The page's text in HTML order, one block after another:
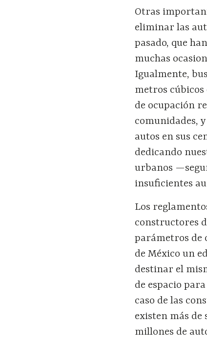
Otras
eliminar las
pasado, que
muchas
Igualmente,
metros
de ocupación
comunidades,
autos en sus
dedicando
urbanos
insuficientes
Los
constructores
parámetros de
de México un
destinar el
de espacio
caso de las
existen más de
millones de